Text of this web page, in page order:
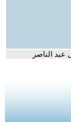
الناصر